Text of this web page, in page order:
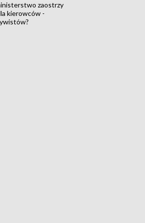
zaostrzy
kierowców -